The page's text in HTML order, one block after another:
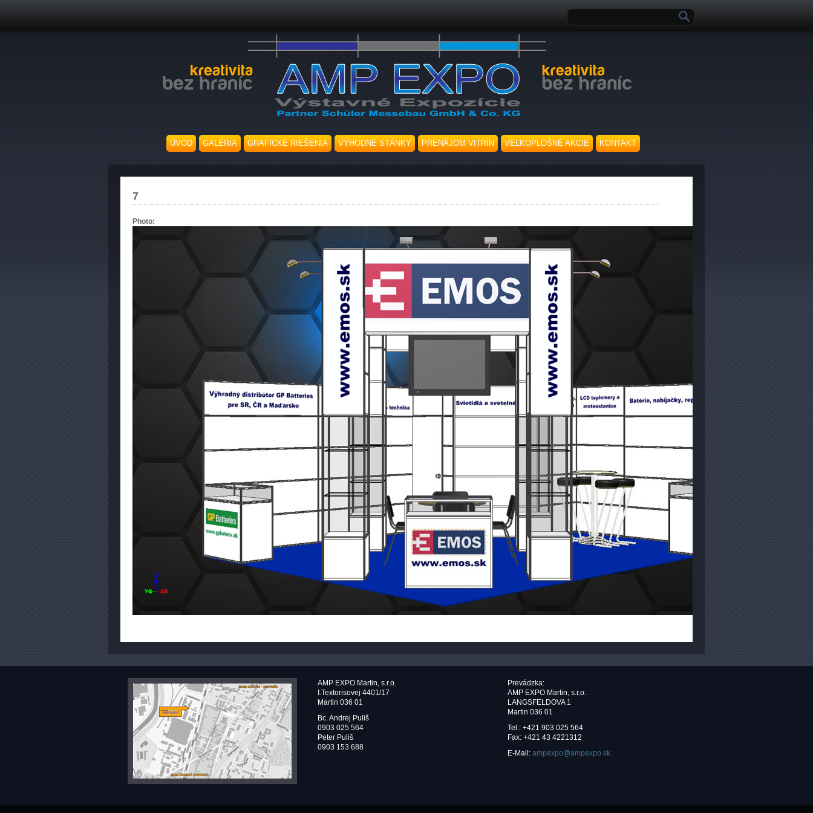
ÚVOD GALÉRIA GRAFICKÉ RIEŠENIA VÝHODNÉ STÁNKY PRENÁJOM VITRÍN VEĽKOPLOŠNÉ AKCIE KONTAKT
7
Photo:
AMP EXPO Martin, s.r.o.
I.Textorisovej 4401/17
Martin 036 01
Bc. Andrej Puliš
0903 025 564
Peter Puliš
0903 153 688
Prevádzka:
AMP EXPO Martin, s.r.o.
LANGSFELDOVA 1
Martin 036 01
Tel.: +421 903 025 564
Fax: +421 43 4221312
E-Mail: ampexpo@ampexpo.sk